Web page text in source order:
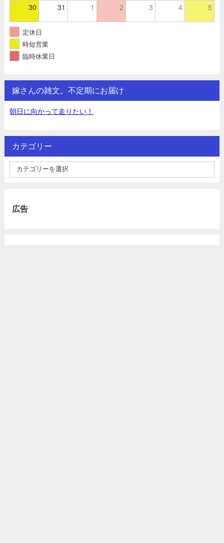
30 31 1 2 3 4 5
定休日
時短営業
臨時休業日
嫁さんの雑文。不定期にお届け
朝日に向かって走りたい！
カテゴリー
広告